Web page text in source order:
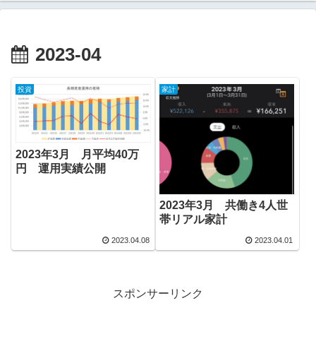
2023-04
投資
2023年3月 月平均40万
円 運用実績公開
2023.04.08
家計
2023年3月 共働き4人世
帯リアル家計
2023.04.01
スポンサーリンク